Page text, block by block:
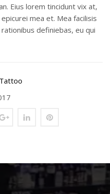
Eius lorem tincidunt vix at,
mea et. Mea facilisis
definiebas, eu qui
Tattoo